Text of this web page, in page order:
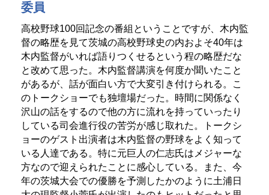
委員
高校野球100回記念の番組ということですが、木内監
督の略歴を見て茨城の高校野球史の内およそ40年は
木内監督がいれば語りつくせるという程の略歴だな
と改めて思った。木内監督講演を何度か聞いたこと
があるが、話が面白い方で大変引き付けられる。こ
のトークショーでも独壇場だった。時間に関係なく
沢山の話をするので他の方に流れを持っていったり
している司会進行役の苦労が感じ取れた。トークシ
ョーのゲスト出演者は木内監督の野球をよく知って
いる人達である。特に元巨人の仁志氏はメジャーな
方なので迎えられたことに感心している。また、今
年の茨城大会での優勝を予測したかのように土浦日